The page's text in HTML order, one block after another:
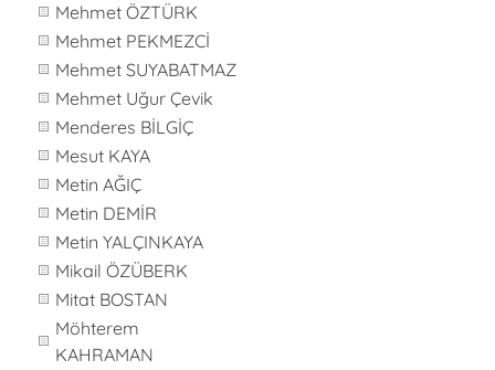
Mehmet ÖZTÜRK
Mehmet PEKMEZCİ
Mehmet SUYABATMAZ
Mehmet Uğur Çevik
Menderes BİLGİÇ
Mesut KAYA
Metin AĞIÇ
Metin DEMİR
Metin YALÇINKAYA
Mikail ÖZÜBERK
Mitat BOSTAN
Möhterem
KAHRAMAN